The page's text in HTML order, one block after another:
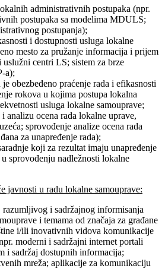
administrativnih postupaka (npr.
postupaka sa modelima MDULS;
postupanja);
i dostupnosti usluga lokalne
mesto za pružanje informacija i prijem
uslužni centri LS; sistem za brze
a);
obezbeđeno praćenje rada i efikasnosti
rokova u kojima postupa lokalna
usluga lokalne samouprave;
analizu ocena rada lokalne uprave,
sprovođenje analize ocena rada
za unapređenje rada);
koji za rezultat imaju unapređenje
sprovođenju nadležnosti lokalne
javnosti u radu lokalne samouprave:
razumljivog i sadržajnog informisanja
i temama od značaja za građane
i/ili inovativnih vidova komunikacije
moderni i sadržajni internet portali
i sadržaj dostupnih informacija;
mreža; aplikacije za komunikaciju